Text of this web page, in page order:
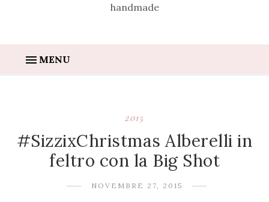
handmade
MENU
2015
#SizzixChristmas Alberelli in
feltro con la Big Shot
NOVEMBRE 27, 2015